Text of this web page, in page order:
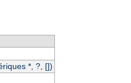
*, ?, [])